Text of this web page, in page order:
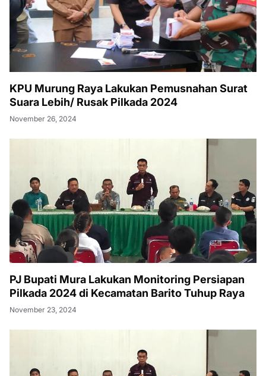
KPU Murung Raya Lakukan Pemusnahan Surat
Suara Lebih/ Rusak Pilkada 2024
November 26, 2024
PJ Bupati Mura Lakukan Monitoring Persiapan
Pilkada 2024 di Kecamatan Barito Tuhup Raya
November 23, 2024